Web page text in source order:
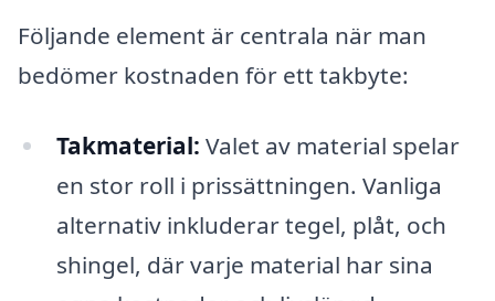
Följande element är centrala när man
bedömer kostnaden för ett takbyte:
Takmaterial: Valet av material spelar
en stor roll i prissättningen. Vanliga
alternativ inkluderar tegel, plåt, och
shingel, där varje material har sina